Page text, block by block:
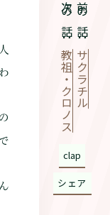
前の話：
サクラチル
次の話：
教祖・クロノス
clap
シェア